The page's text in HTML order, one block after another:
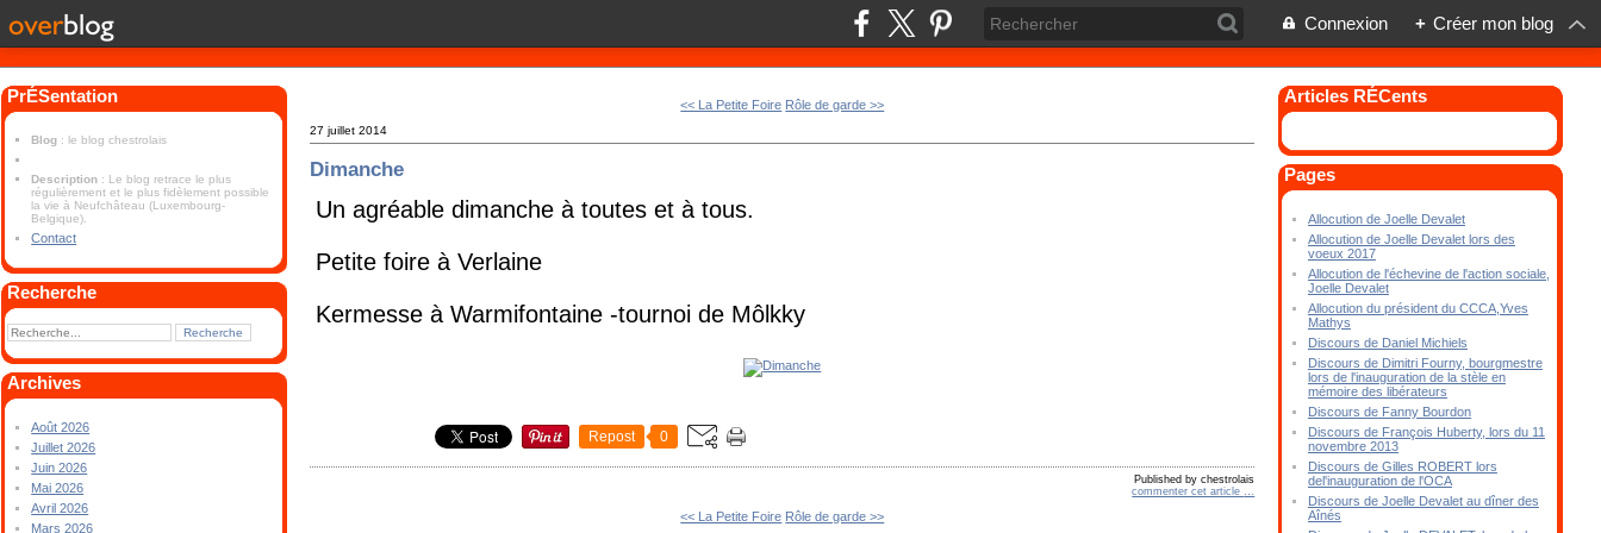
Connexion + Créer mon blog
PrÉSentation
Blog : le blog chestrolais
Description : Le blog retrace le plus
régulièrement et le plus fidèlement possible
la vie à Neufchâteau (Luxembourg-
Belgique).
Contact
Recherche
Archives
Août 2026
Juillet 2026
Juin 2026
Mai 2026
Avril 2026
Mars 2026
<< La Petite Foire Rôle de garde >>
27 juillet 2014
Dimanche
Un agréable dimanche à toutes et à tous.
Petite foire à Verlaine
Kermesse à Warmifontaine -tournoi de Môlkky
Repost 0
Published by chestrolais
commenter cet article
<< La Petite Foire Rôle de garde >>
Articles RÉCents
Pages
Allocution de Joelle Devalet
Allocution de Joelle Devalet lors des
voeux 2017
Allocution de l'échevine de l'action sociale,
Joelle Devalet
Allocution du président du CCCA,Yves
Mathys
Discours de Daniel Michiels
Discours de Dimitri Fourny, bourgmestre
lors de l'inauguration de la stèle en
mémoire des libérateurs
Discours de Fanny Bourdon
Discours de François Huberty, lors du 11
novembre 2013
Discours de Gilles ROBERT lors
del'inauguration de l'OCA
Discours de Joelle Devalet au dîner des
Aînés